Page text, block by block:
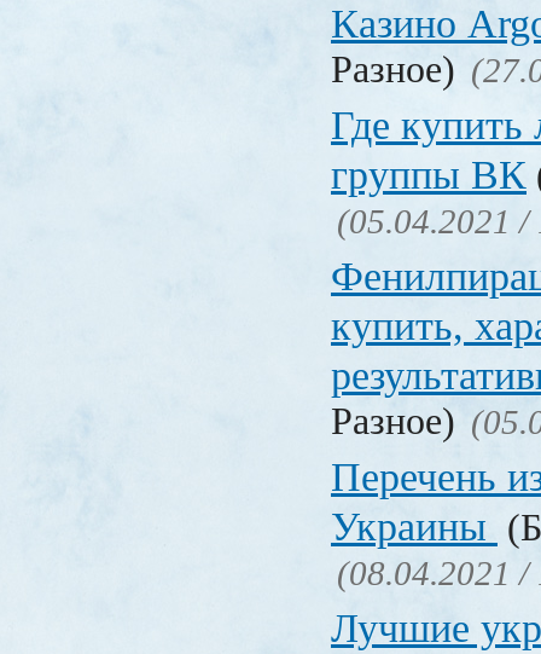
Казино
Разное)
Где купить
группы ВК
(05.04.2021 /
купить,
Разное)
Перечень
Украины
(08.04.2021 /
Лучшие